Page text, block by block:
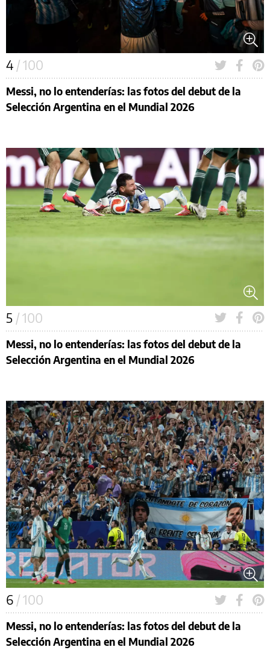
4 / 100
Messi, no lo entenderías: las fotos del debut de la
Selección Argentina en el Mundial 2026
5 / 100
Messi, no lo entenderías: las fotos del debut de la
Selección Argentina en el Mundial 2026
6 / 100
Messi, no lo entenderías: las fotos del debut de la
Selección Argentina en el Mundial 2026